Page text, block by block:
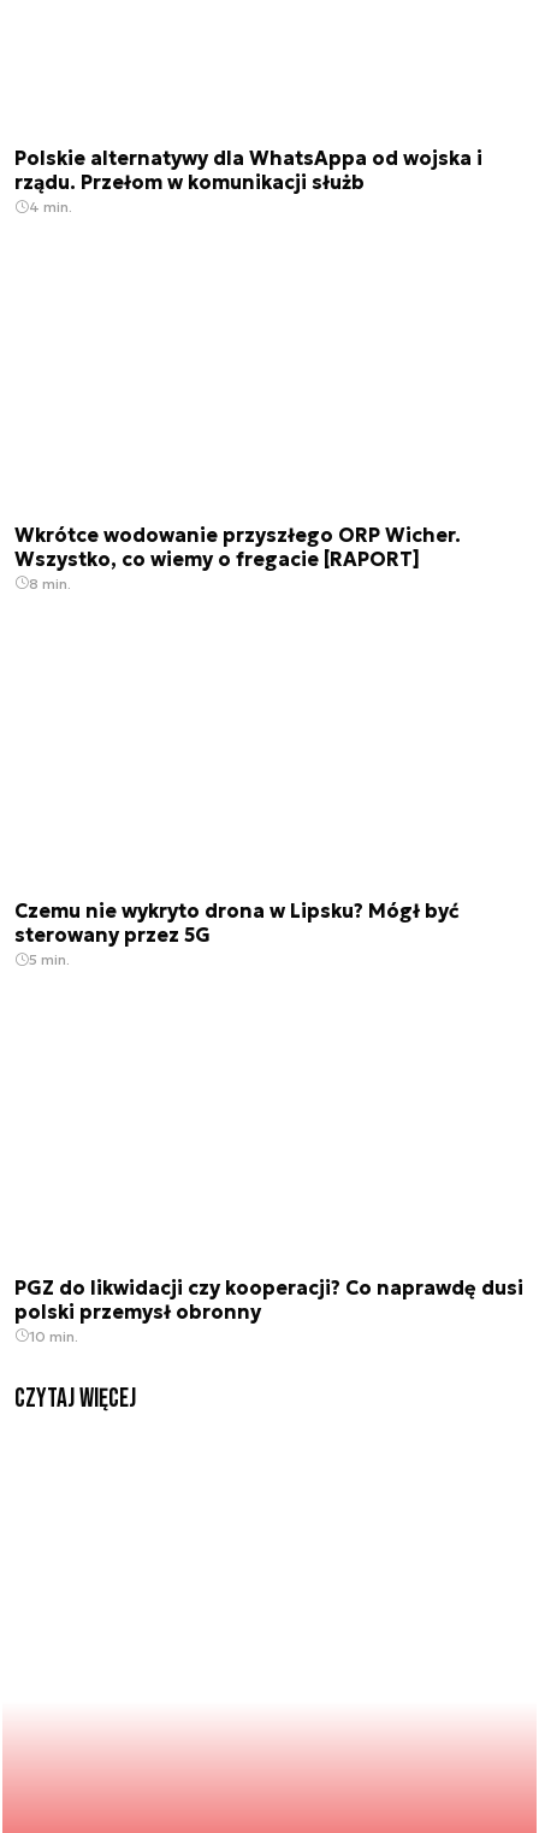
Polskie alternatywy dla WhatsAppa od wojska i
rządu. Przełom w komunikacji służb
4 min.
Wkrótce wodowanie przyszłego ORP Wicher.
Wszystko, co wiemy o fregacie [RAPORT]
8 min.
Czemu nie wykryto drona w Lipsku? Mógł być
sterowany przez 5G
5 min.
PGZ do likwidacji czy kooperacji? Co naprawdę dusi
polski przemysł obronny
10 min.
czytaj więcej